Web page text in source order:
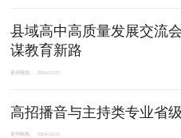
县域高中高质量发展交流
谋教育新路
泉州晚报 2024-12-23
高招播音与主持类专业省
泉州晚报 2024-12-23